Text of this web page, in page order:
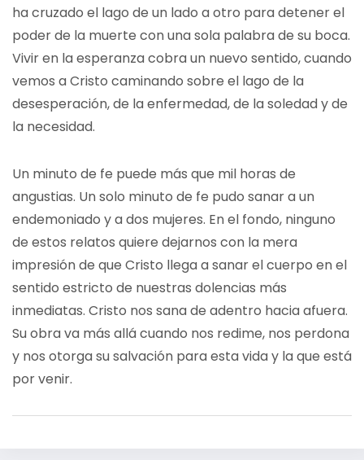
ha cruzado el lago de un lado a otro para detener el
poder de la muerte con una sola palabra de su boca.
Vivir en la esperanza cobra un nuevo sentido, cuando
vemos a Cristo caminando sobre el lago de la
desesperación, de la enfermedad, de la soledad y de
la necesidad.
Un minuto de fe puede más que mil horas de
angustias. Un solo minuto de fe pudo sanar a un
endemoniado y a dos mujeres. En el fondo, ninguno
de estos relatos quiere dejarnos con la mera
impresión de que Cristo llega a sanar el cuerpo en el
sentido estricto de nuestras dolencias más
inmediatas. Cristo nos sana de adentro hacia afuera.
Su obra va más allá cuando nos redime, nos perdona
y nos otorga su salvación para esta vida y la que está
por venir.